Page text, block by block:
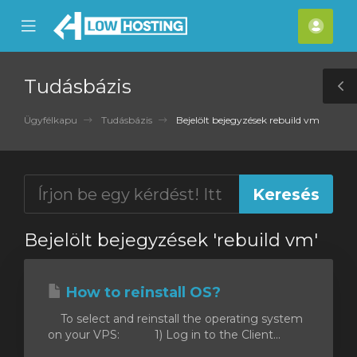
Mobile
Menu
Fiók
Tudásbázis
Ügyfélkapu Tudásbázis Bejelölt bejegyzések rebuild vm
Bejelölt bejegyzések 'rebuild vm'
How to reinstall OS?
To select and reinstall the operating system
on your VPS: 1) Log in to the Client...